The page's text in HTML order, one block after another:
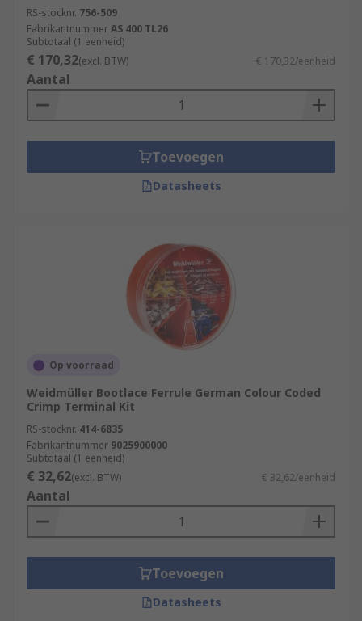
RS-stocknr. 756-509
FabrikantnummerAS 400 TL26
Subtotaal (1 eenheid)
€ 170,32(excl. BTW) € 170,32/eenheid
Aantal
Toevoegen
Datasheets
Op voorraad
Weidmüller Bootlace Ferrule German Colour Coded
Crimp Terminal Kit
RS-stocknr. 414-6835
Fabrikantnummer 9025900000
Subtotaal (1 eenheid)
€ 32,62(excl. BTW) € 32,62/eenheid
Aantal
Toevoegen
Datasheets